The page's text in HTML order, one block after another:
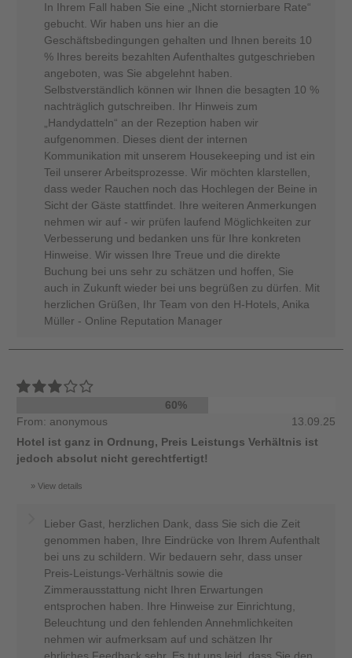
In Ihrem Fall haben Sie eine „Nicht stornierbare Rate“
gebucht. Wir haben uns hier an die
Geschäftsbedingungen gehalten und Ihnen bereits 10
% Ihres bereits bezahlten Aufenthaltes gutgeschrieben
angeboten, was Sie abgelehnt haben.
Selbstverständlich können wir Ihnen die besagten 10 %
nachträglich gutschreiben. Ihr Hinweis zum
„Handydatteln“ an der Rezeption haben wir
aufgenommen. Dieses dient der internen
Kommunikation mit unserem Housekeeping und ist ein
Teil unserer Arbeitsprozesse. Wir möchten klarstellen,
dass weder Rauchen noch das Hochlegen der Beine in
Sicht der Gäste stattfindet. Ihre weiteren Anmerkungen
nehmen wir auf - wir prüfen laufend Möglichkeiten zur
Verbesserung und bedanken uns für Ihre konkreten
Hinweise. Wir wissen Ihre Treue und die direkte
Buchung bei uns sehr zu schätzen und hoffen, Sie
auch in Zukunft wieder bei uns begrüßen zu dürfen. Mit
herzlichen Grüßen, Ihr Team von den H-Hotels, Anika
Müller - Online Reputation Manager
60%
From: anonymous
13.09.25
Hotel ist ganz in Ordnung, Preis Leistungs Verhältnis ist
jedoch absolut nicht gerechtfertigt!
View details
Lieber Gast, herzlichen Dank, dass Sie sich die Zeit
genommen haben, Ihre Eindrücke von Ihrem Aufenthalt
bei uns zu schildern. Wir bedauern sehr, dass unser
Preis-Leistungs-Verhältnis sowie die
Zimmerausstattung nicht Ihren Erwartungen
entsprochen haben. Ihre Hinweise zur Einrichtung,
Beleuchtung und den fehlenden Annehmlichkeiten
nehmen wir aufmerksam auf und schätzen Ihr